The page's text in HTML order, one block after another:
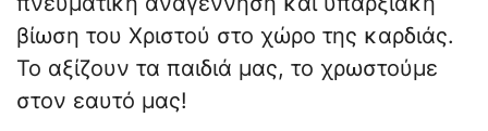
βίωση του Χριστού στο χώρο της καρδιάς.
Το αξίζουν τα παιδιά μας, το χρωστούμε
στον εαυτό μας!